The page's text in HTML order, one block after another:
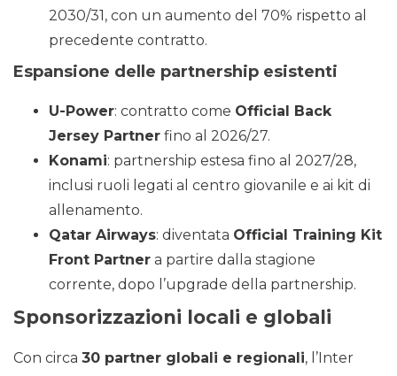
2030/31, con un aumento del 70% rispetto al
precedente contratto.
Espansione delle partnership esistenti
U-Power: contratto come Official Back
Jersey Partner fino al 2026/27.
Konami: partnership estesa fino al 2027/28,
inclusi ruoli legati al centro giovanile e ai kit di
allenamento.
Qatar Airways: diventata Official Training Kit
Front Partner a partire dalla stagione
corrente, dopo l’upgrade della partnership.
Sponsorizzazioni locali e globali
Con circa 30 partner globali e regionali, l’Inter